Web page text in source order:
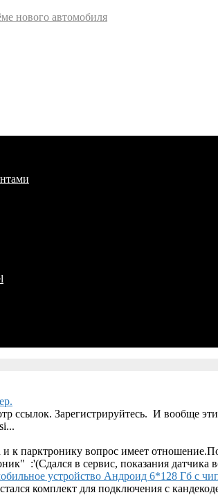
нового автомобиля
ссылок. Зарегистрируйтесь. И вообще
к парктронику вопрос имеет
:'(Сдался в сервис, показания датчика
устройство Андроид 6*128 Гб с
комплект для подключения с